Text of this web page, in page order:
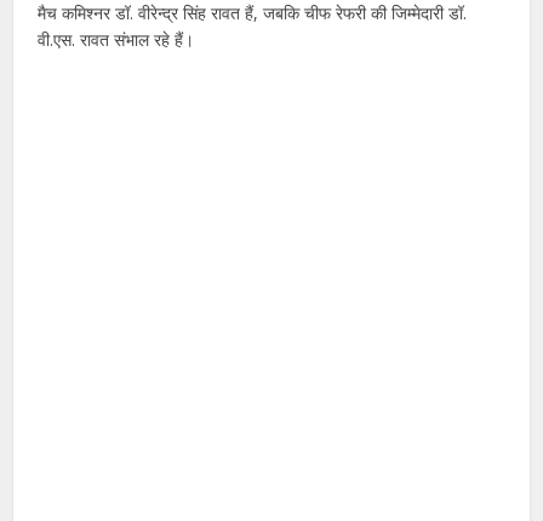
मैच कमिश्नर डॉ. वीरेन्द्र सिंह रावत हैं, जबकि चीफ रेफरी की जिम्मेदारी डॉ.
वी.एस. रावत संभाल रहे हैं।